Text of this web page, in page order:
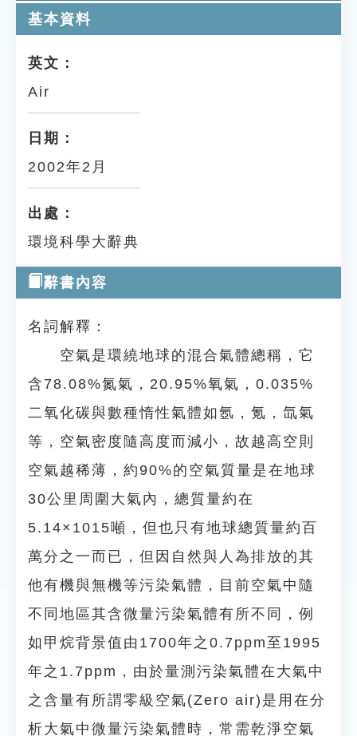
基本資料
英文：
Air
日期：
2002年2月
出處：
環境科學大辭典
辭書內容
名詞解釋：
空氣是環繞地球的混合氣體總稱，它
含78.08%氮氣，20.95%氧氣，0.035%
二氧化碳與數種惰性氣體如氬，氪，氙氣
等，空氣密度隨高度而減小，故越高空則
空氣越稀薄，約90%的空氣質量是在地球
30公里周圍大氣內，總質量約在
5.14×1015噸，但也只有地球總質量約百
萬分之一而已，但因自然與人為排放的其
他有機與無機等污染氣體，目前空氣中隨
不同地區其含微量污染氣體有所不同，例
如甲烷背景值由1700年之0.7ppm至1995
年之1.7ppm，由於量測污染氣體在大氣中
之含量有所謂零級空氣(Zero air)是用在分
析大氣中微量污染氣體時，常需乾淨空氣